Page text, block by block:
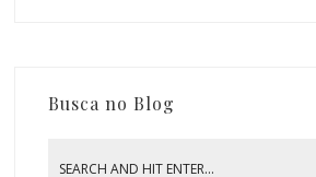
Busca no Blog